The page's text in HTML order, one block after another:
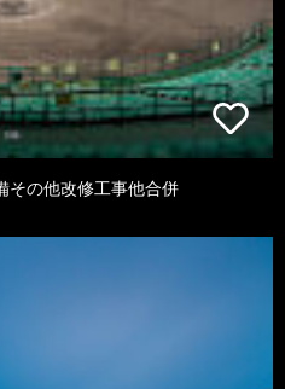
その他改修工事他合併